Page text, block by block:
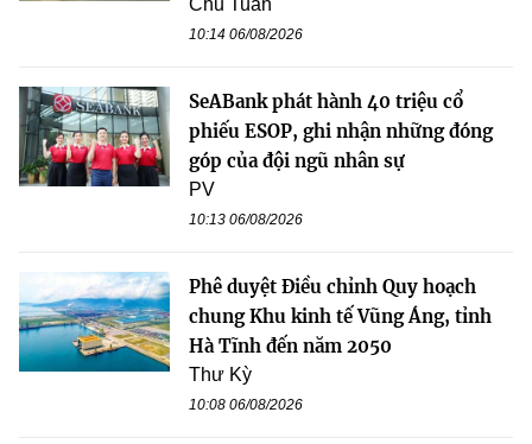
10:14 06/08/2026
SeABank phát hành 40 triệu cổ
phiếu ESOP, ghi nhận những đóng
góp của đội ngũ nhân sự
PV
10:13 06/08/2026
Phê duyệt Điều chỉnh Quy hoạch
chung Khu kinh tế Vũng Áng, tỉnh
Hà Tĩnh đến năm 2050
Thư Kỳ
10:08 06/08/2026